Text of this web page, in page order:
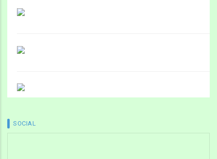
SOCIAL